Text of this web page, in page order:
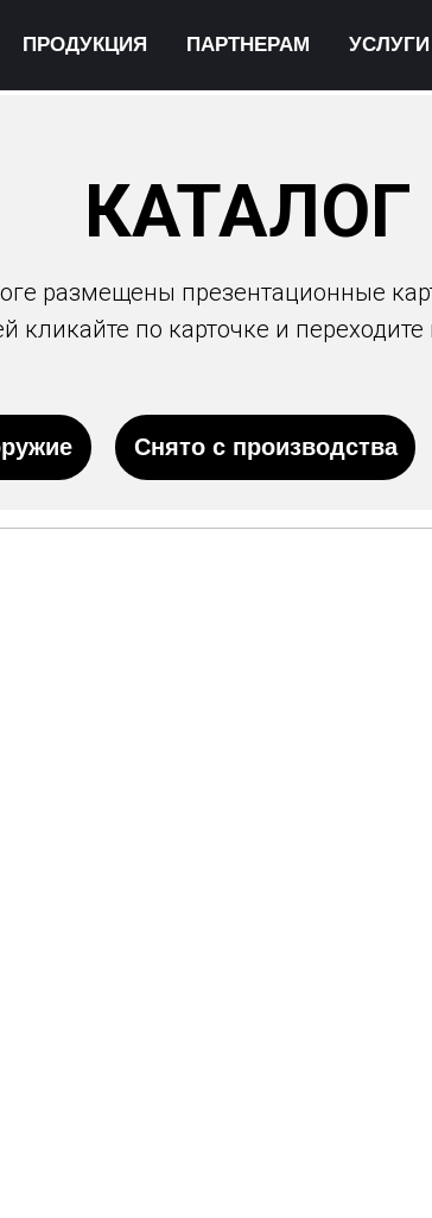
ПРОДУКЦИЯ ПАРТНЕРАМ УСЛУГИ
КАТАЛОГ
размещены презентационные
кликайте по карточке и
Снято с производства